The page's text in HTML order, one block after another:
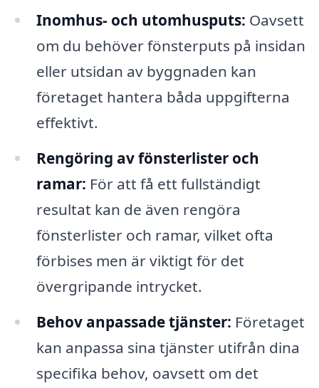
Inomhus- och utomhusputs: Oavsett
om du behöver fönsterputs på insidan
eller utsidan av byggnaden kan
företaget hantera båda uppgifterna
effektivt.
Rengöring av fönsterlister och
ramar: För att få ett fullständigt
resultat kan de även rengöra
fönsterlister och ramar, vilket ofta
förbises men är viktigt för det
övergripande intrycket.
Behov anpassade tjänster: Företaget
kan anpassa sina tjänster utifrån dina
specifika behov, oavsett om det